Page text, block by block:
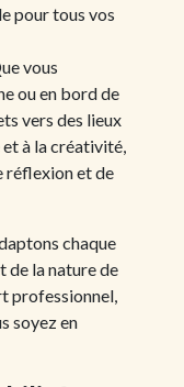
pour tous vos
vous
ou en bord de
vers des lieux
à la créativité,
réflexion et de
chaque
de la nature de
professionnel,
soyez en